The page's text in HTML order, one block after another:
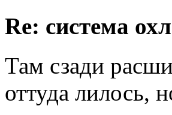
Re: система
Там сзади
оттуда лилось,